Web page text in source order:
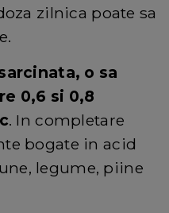
zilnica poate sa
o sa
0,6 si 0,8
. In completare
bogate in acid
legume, piine